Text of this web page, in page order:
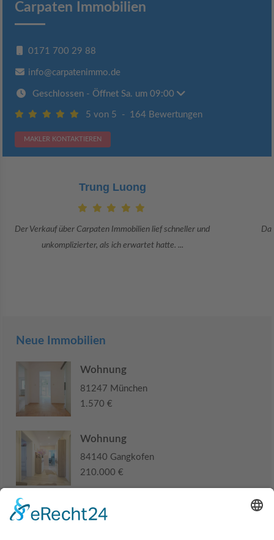
Carpaten Immobilien
0171 700 29 88
info@carpatenimmo.de
Geschlossen - Öffnet Sa. um 09:00
5 von 5 - 164 Bewertungen
MAKLER KONTAKTIEREN
Claudia Bergrath
Danke an Carpaten Immobilien und besonders an Frau Adriana Sarca.
Sie war viele Monate mehr als ...
Neue Immobilien
Wohnung
81247 München
1.570 €
Wohnung
84140 Gangkofen
210.000 €
Haus